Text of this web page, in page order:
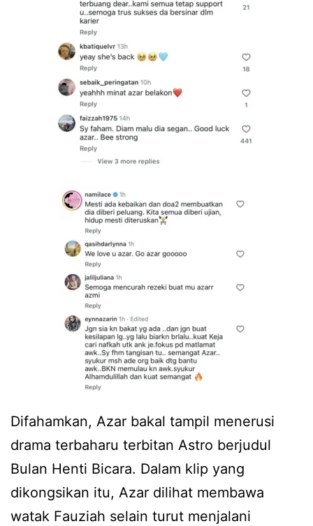
Difahamkan, Azar bakal tampil menerusi
drama terbaharu terbitan Astro berjudul
Bulan Henti Bicara. Dalam klip yang
dikongsikan itu, Azar dilihat membawa
watak Fauziah selain turut menjalani